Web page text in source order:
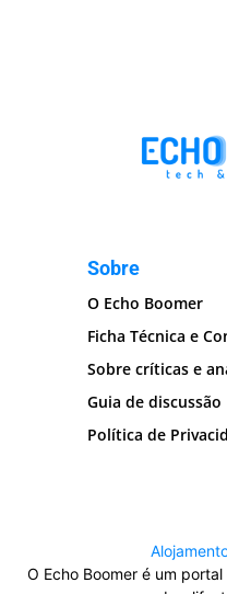
Sobre
O Echo Boomer
Ficha Técnica e
Sobre críticas e
Guia de discussão
Política de
O Echo Boomer é um